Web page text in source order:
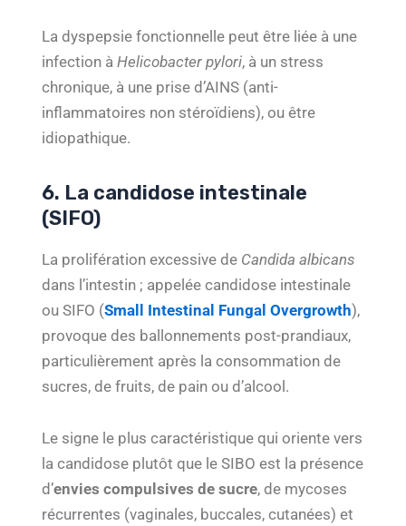
La dyspepsie fonctionnelle peut être liée à une
infection àHelicobacter pylori, à un stress
chronique, à une prise d’AINS (anti-
inflammatoires non stéroïdiens), ou être
idiopathique.
6. La candidose intestinale
(SIFO)
La prolifération excessive de Candida albicans
dans l’intestin ; appelée candidose intestinale
ou SIFO (Small Intestinal Fungal Overgrowth),
provoque des ballonnements post-prandiaux,
particulièrement après la consommation de
sucres, de fruits, de pain ou d’alcool.
Le signe le plus caractéristique qui oriente vers
la candidose plutôt que le SIBO est la présence
d’envies compulsives de sucre, de mycoses
récurrentes (vaginales, buccales, cutanées) et